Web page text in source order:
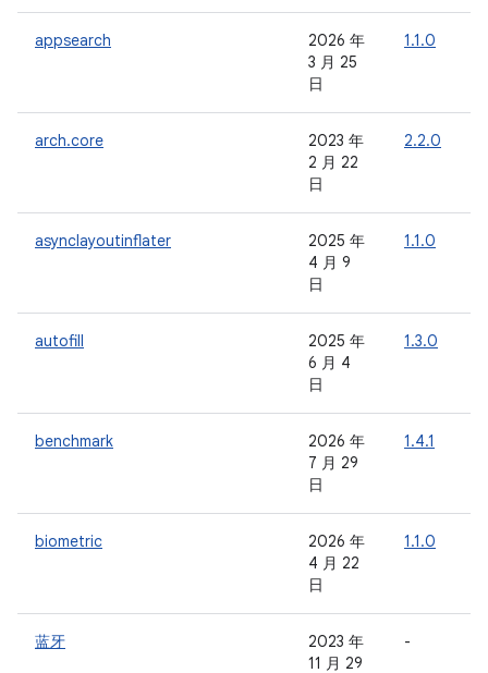
appsearch
2026 年
3 月 25
日
1.1.0
arch.core
2023 年
2 月 22
日
2.2.0
asynclayoutinflater
2025 年
4 月 9
日
1.1.0
autofill
2025 年
6 月 4
日
1.3.0
benchmark
2026 年
7 月 29
日
1.4.1
biometric
2026 年
4 月 22
日
1.1.0
蓝牙
2023 年
11 月 29
-